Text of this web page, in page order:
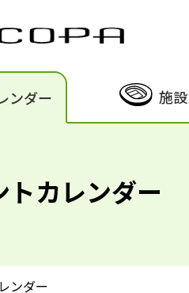
ンダー 施
トカレンダー
ンダー